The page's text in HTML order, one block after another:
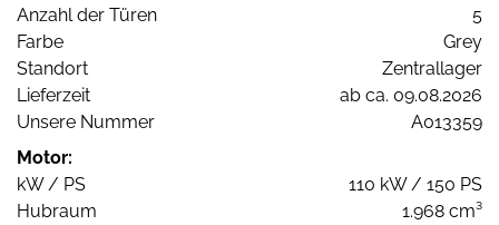
Anzahl der Türen
5
Farbe
Grey
Standort
Zentrallager
Lieferzeit
ab ca. 09.08.2026
Unsere Nummer
A013359
Motor:
kW / PS
110 kW / 150 PS
Hubraum
1.968 cm³